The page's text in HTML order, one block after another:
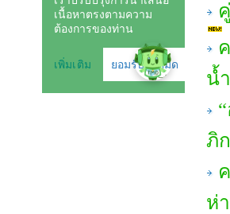
น้
ภิ
ห่